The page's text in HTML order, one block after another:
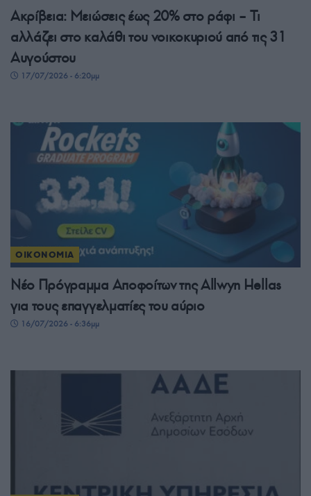
Ακρίβεια: Μειώσεις έως 20% στο ράφι – Τι
αλλάζει στο καλάθι του νοικοκυριού από τις 31
Αυγούστου
17/07/2026 - 6:20μμ
ΟΙΚΟΝΟΜΙΑ
Νέο Πρόγραμμα Αποφοίτων της Allwyn Hellas
για τους επαγγελματίες του αύριο
16/07/2026 - 6:36μμ